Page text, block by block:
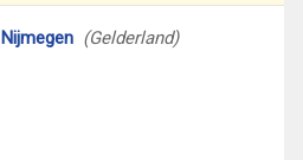
Nijmegen (Gelderland)